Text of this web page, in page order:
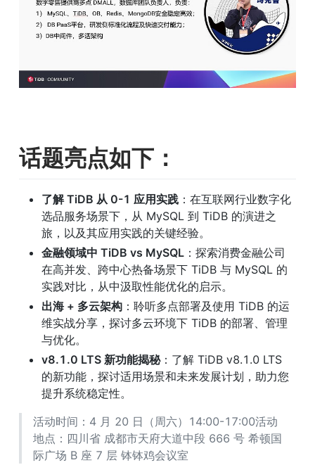
话题亮点如下：
了解 TiDB 从 0-1 应用实践 ：在互联网行业数字化
选品服务场景下，从 MySQL 到 TiDB 的演进之
旅，以及其应用实践的关键经验。
金融领域中 TiDB vs MySQL ：探索消费金融公司
在高并发、跨中心热备场景下 TiDB 与 MySQL 的
实践对比，从中汲取性能优化的启示。
出海 + 多云架构 ：聆听多点部署及使用 TiDB 的运
维实战分享，探讨多云环境下 TiDB 的部署、管理
与优化。
v8.1.0 LTS 新功能揭秘：了解 TiDB v8.1.0 LTS
的新功能，探讨适用场景和未来发展计划，助力您
提升系统稳定性。
活动时间：4 月 20 日（周六）14:00-17:00活动
地点：四川省 成都市天府大道中段 666 号 希顿国
际广场 B 座 7 层 钵钵鸡会议室